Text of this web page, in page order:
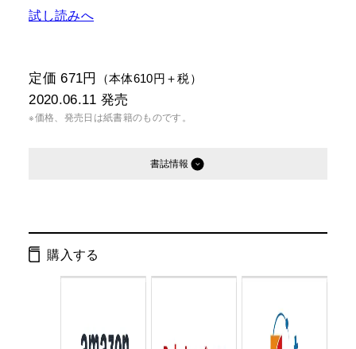
試し読みへ
定価 671円 （本体610円＋税）
2020.06.11 発売
※価格、発売日は紙書籍のものです。
書誌情報
ISBN：
購入する